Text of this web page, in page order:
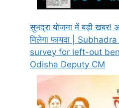
सुभद्रा योजना में बड़ी खबर!
मिलेगा फायदा |
survey for left-out
Odisha Deputy CM